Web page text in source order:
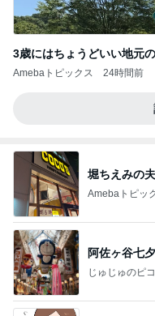
3歳にはちょうどいい地元
Amebaトピックス 24時間前
堀ちえみの
Amebaトピッ
阿佐ヶ谷七
じゅじゅのピ